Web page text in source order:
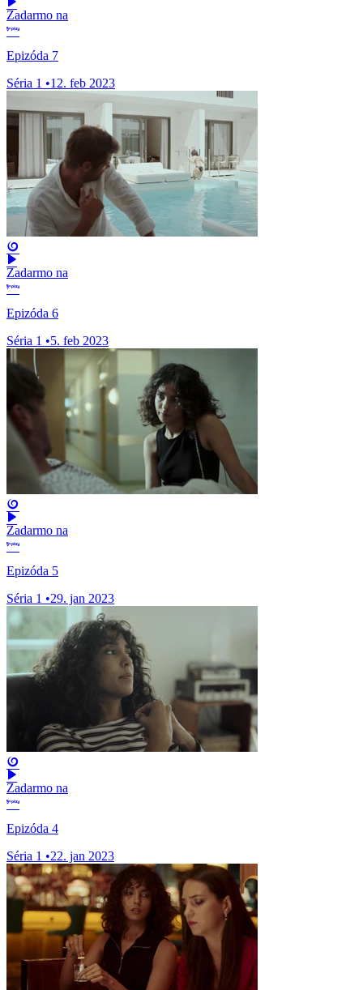
Zadarmo na
Epizóda 7
Séria 1 •12. feb 2023
Zadarmo na
Epizóda 6
Séria 1 •5. feb 2023
Zadarmo na
Epizóda 5
Séria 1 •29. jan 2023
Zadarmo na
Epizóda 4
Séria 1 •22. jan 2023